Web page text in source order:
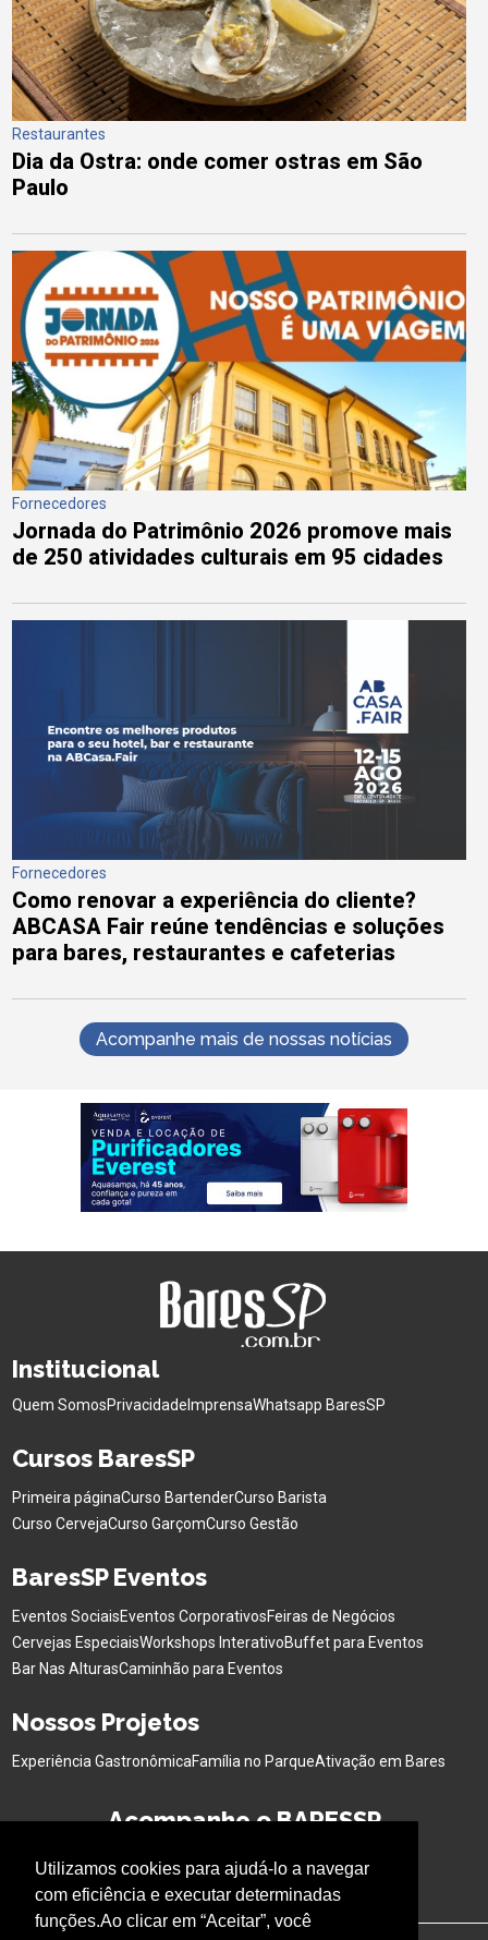
Utilizamos cookies para ajudá-lo a navegar
com eficiência e executar determinadas
funções.Ao clicar em “Aceitar”, você
Restaurantes
Dia da Ostra: onde comer ostras em São
Paulo
Fornecedores
Jornada do Patrimônio 2026 promove mais
de 250 atividades culturais em 95 cidades
Fornecedores
Como renovar a experiência do cliente?
ABCASA Fair reúne tendências e soluções
para bares, restaurantes e cafeterias
Acompanhe mais de nossas notícias
Institucional
Quem SomosPrivacidade ImprensaWhatsapp BaresSP
Cursos BaresSP
Primeira páginaCurso BartenderCurso Barista
Curso CervejaCurso GarçomCurso Gestão
BaresSP Eventos
Eventos SociaisEventos CorporativosFeiras de Negócios
Cervejas EspeciaisWorkshops InterativoBuffet para Eventos
Bar Nas AlturasCaminhão para Eventos
Nossos Projetos
Experiência GastronômicaFamília no ParqueAtivação em Bares
Acompanhe o BARESSP